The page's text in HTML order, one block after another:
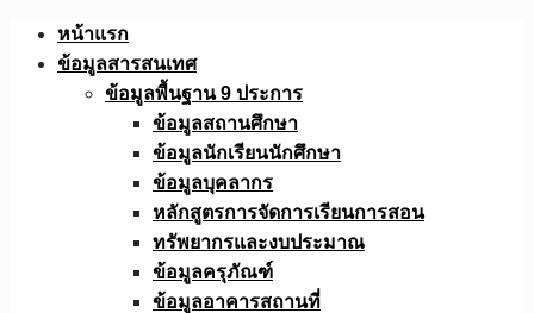
Skip
หน้าแรก
ข้อมูลสารสนเทศ
ข้อมูลพื้นฐาน 9 ประการ
ข้อมูลสถานศึกษา
ข้อมูลนักเรียนนักศึกษา
ข้อมูลบุคลากร
หลักสูตรการจัดการเรียนการสอน
ทรัพยากรและงบประมาณ
ข้อมูลครุภัณฑ์
ข้อมูลอาคารสถานที่